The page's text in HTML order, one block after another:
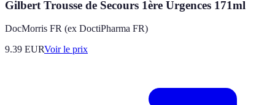
Gilbert Trousse de Secours 1ère Urgences 171ml
DocMorris FR (ex DoctiPharma FR)
9.39 EURVoir le prix